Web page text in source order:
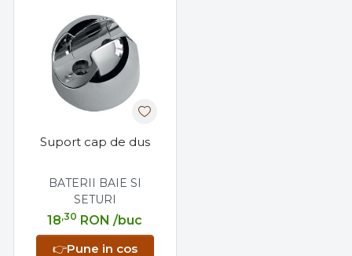
Suport cap de dus
BATERII BAIE SI
SETURI
18,30 RON /buc
👉Pune in cos